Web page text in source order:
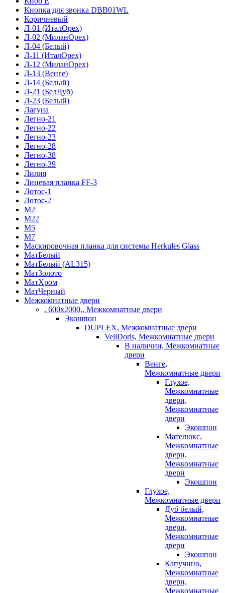
Кнопка для звонка DBB01WL
Коричневый
Л-01 (ИталОрех)
Л-02 (МиланОрех)
Л-04 (Белый)
Л-11 (ИталОрех)
Л-12 (МиланОрех)
Л-13 (Венге)
Л-14 (Белый)
Л-21 (БелДуб)
Л-23 (Белый)
Лагуна
Легно-21
Легно-22
Легно-23
Легно-28
Легно-38
Легно-39
Лилия
Лицевая планка FF-3
Лотос-1
Лотос-2
М2
М22
М5
М7
Маскировочная планка для системы Herkules Glass
МатБелый
МатБелый (AL315)
МатЗолото
МатХром
МатЧерный
Межкомнатные двери
, 600х2000,, Межкомнатные двери
Экошпон
DUPLEX, Межкомнатные двери
VellDoris, Межкомнатные двери
В наличии, Межкомнатные
двери
Венге,
Межкомнатные двери
Глухое,
Межкомнатные
двери,
Межкомнатные
двери
Экошпон
Мателюкс,
Межкомнатные
двери,
Межкомнатные
двери
Экошпон
Глухое,
Межкомнатные двери
Дуб белый,
Межкомнатные
двери,
Межкомнатные
двери
Экошпон
Капучино,
Межкомнатные
двери,
Межкомнатные